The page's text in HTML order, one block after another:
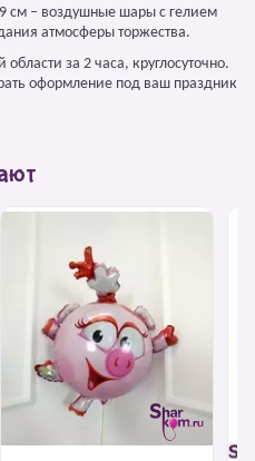
см – воздушные шары с гелием
атмосферы торжества.
за 2 часа, круглосуточно.
оформление под ваш праздник